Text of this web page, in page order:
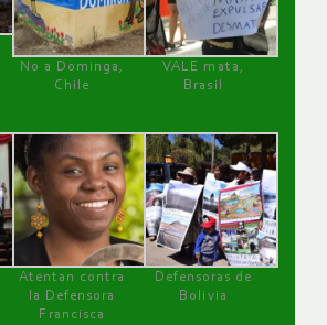
No a Dominga,
Chile
VALE mata,
Brasil
Atentan contra
la Defensora
Francisca
Defensoras de
Bolivia